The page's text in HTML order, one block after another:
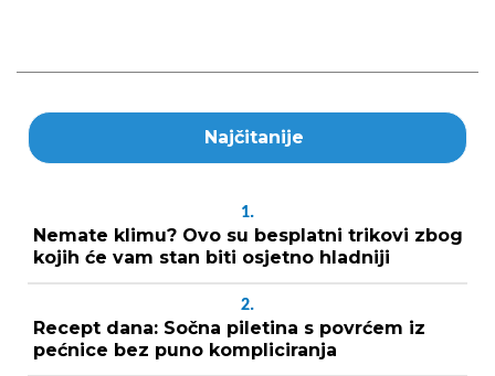
Najčitanije
1.
Nemate klimu? Ovo su besplatni trikovi zbog
kojih će vam stan biti osjetno hladniji
2.
Recept dana: Sočna piletina s povrćem iz
pećnice bez puno kompliciranja